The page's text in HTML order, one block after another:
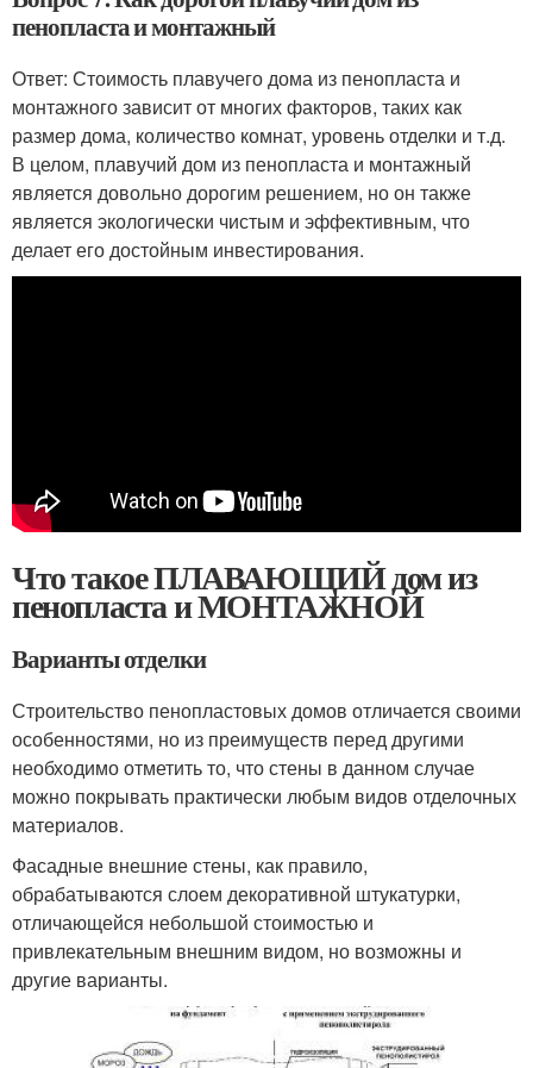
пенопласта и монтажный
Ответ: Стоимость плавучего дома из пенопласта и
монтажного зависит от многих факторов, таких как
размер дома, количество комнат, уровень отделки и т.д.
В целом, плавучий дом из пенопласта и монтажный
является довольно дорогим решением, но он также
является экологически чистым и эффективным, что
делает его достойным инвестирования.
Что такое ПЛАВАЮЩИЙ дом из
пенопласта и МОНТАЖНОЙ
Варианты отделки
Строительство пенопластовых домов отличается своими
особенностями, но из преимуществ перед другими
необходимо отметить то, что стены в данном случае
можно покрывать практически любым видов отделочных
материалов.
Фасадные внешние стены, как правило,
обрабатываются слоем декоративной штукатурки,
отличающейся небольшой стоимостью и
привлекательным внешним видом, но возможны и
другие варианты.